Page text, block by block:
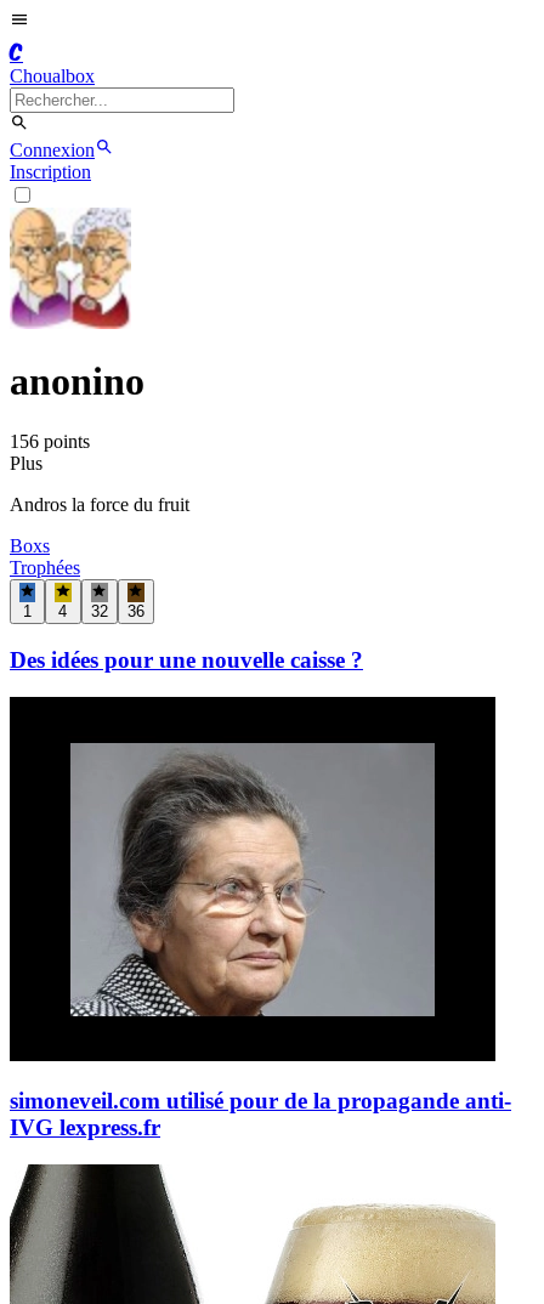
C
Choualbox
Connexion
Inscription
anonino
156 points
Plus
Andros la force du fruit
Boxs
Trophées
1 4 32 36
Des idées pour une nouvelle caisse ?
simoneveil.com utilisé pour de la propagande anti-
IVG lexpress.fr